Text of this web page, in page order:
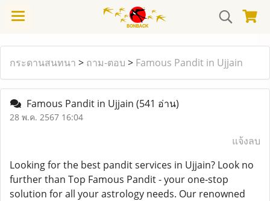
กระดานสนทนา > ถาม-ตอบ > Famous Pandit in Ujjain
Famous Pandit in Ujjain (541 อ่าน)
28 พ.ค. 2567 16:04
แจ้งลบ
Looking for the best pandit services in Ujjain? Look no
further than Top Famous Pandit - your one-stop
solution for all your astrology needs. Our renowned